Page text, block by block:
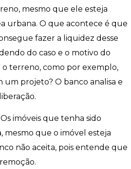
mesmo que ele esteja
urbana. O que acontece é que
fazer a liquidez desse
do caso e o motivo do
o terreno, como por exemplo,
projeto? O banco analisa e
Os imóveis que tenha sido
mesmo que o imóvel esteja
não aceita, pois entende que